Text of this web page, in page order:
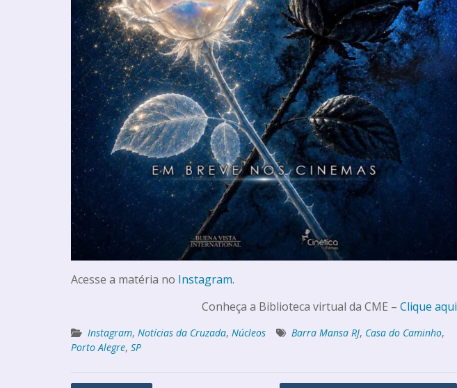
Acesse a matéria no Instagram.
Conheça a Biblioteca virtual da CME – Clique aqui
Instagram, Notícias da Cruzada, Núcleos Barra Mansa RJ, Casa do Caminho,
Porto Alegre, SP